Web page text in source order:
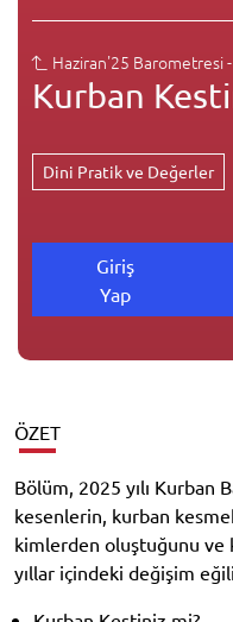
Haziran'25 Barometresi
Kurban
Dini Pratik ve Değerler
Giriş
Yap
ÖZET
Bölüm, 2025 yılı Kurban
kesenlerin, kurban
kimlerden oluştuğunu ve
yıllar içindeki değişim